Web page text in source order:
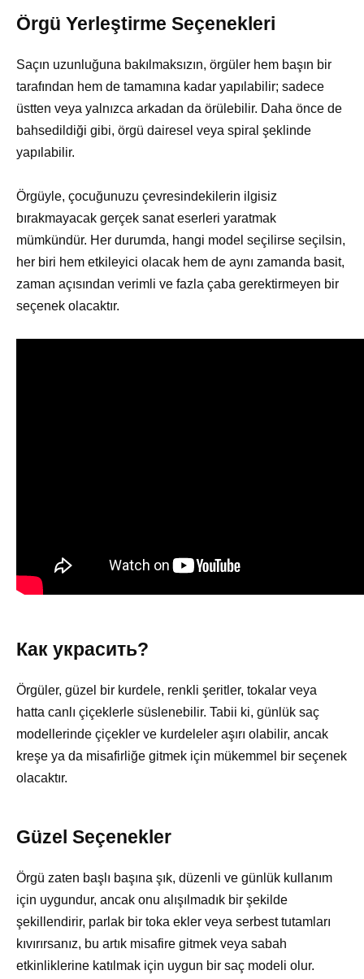
Örgü Yerleştirme Seçenekleri
Saçın uzunluğuna bakılmaksızın, örgüler hem başın bir
tarafından hem de tamamına kadar yapılabilir; sadece
üstten veya yalnızca arkadan da örülebilir. Daha önce de
bahsedildiği gibi, örgü dairesel veya spiral şeklinde
yapılabilir.
Örgüyle, çocuğunuzu çevresindekilerin ilgisiz
bırakmayacak gerçek sanat eserleri yaratmak
mümkündür. Her durumda, hangi model seçilirse seçilsin,
her biri hem etkileyici olacak hem de aynı zamanda basit,
zaman açısından verimli ve fazla çaba gerektirmeyen bir
seçenek olacaktır.
Как украсить?
Örgüler, güzel bir kurdele, renkli şeritler, tokalar veya
hatta canlı çiçeklerle süslenebilir. Tabii ki, günlük saç
modellerinde çiçekler ve kurdeleler aşırı olabilir, ancak
kreşe ya da misafirliğe gitmek için mükemmel bir seçenek
olacaktır.
Güzel Seçenekler
Örgü zaten başlı başına şık, düzenli ve günlük kullanım
için uygundur, ancak onu alışılmadık bir şekilde
şekillendirir, parlak bir toka ekler veya serbest tutamları
kıvırırsanız, bu artık misafire gitmek veya sabah
etkinliklerine katılmak için uygun bir saç modeli olur.